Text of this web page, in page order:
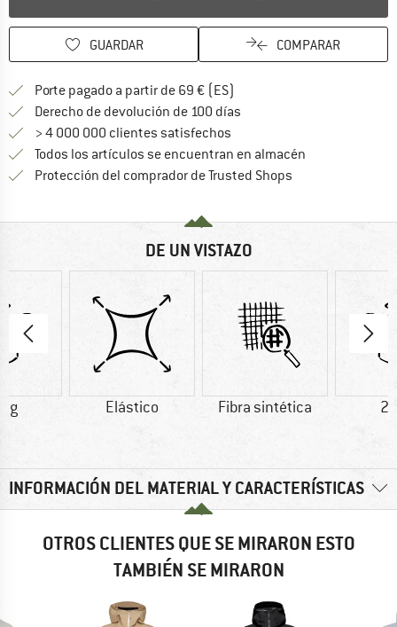
GUARDAR COMPARAR
Porte pagado a partir de 69 € (ES)
Derecho de devolución de 100 días
> 4 000 000 clientes satisfechos
Todos los artículos se encuentran en almacén
Protección del comprador de Trusted Shops
DE UN VISTAZO
g Elástico Fibra sintética
INFORMACIÓN DEL MATERIAL Y CARACTERÍSTICAS
OTROS CLIENTES QUE SE MIRARON ESTO
TAMBIÉN SE MIRARON